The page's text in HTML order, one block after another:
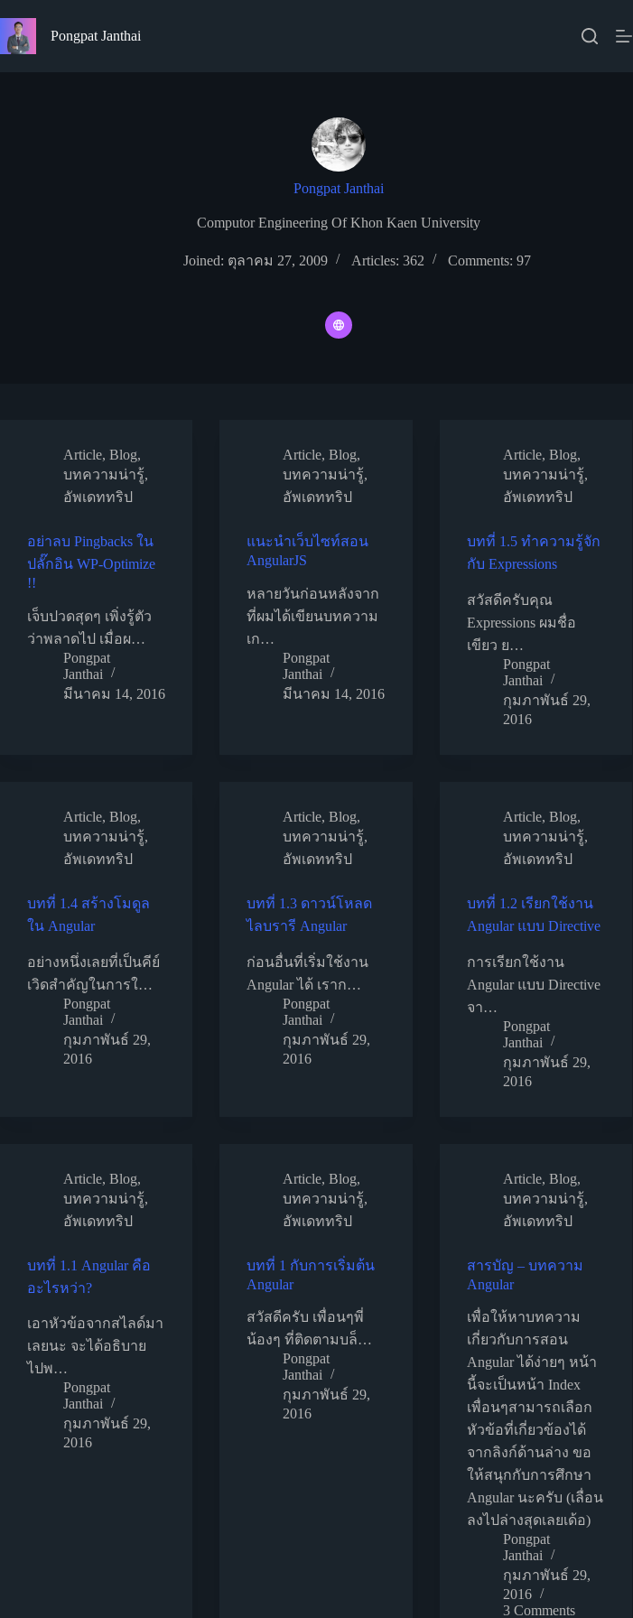
to
content
Pongpat Janthai
Pongpat Janthai
Computor Engineering Of Khon Kaen University
Joined: ตุลาคม 27, 2009 Articles: 362 Comments: 97
Article, Blog,
บทความน่ารู้,
อัพเดททริป
อย่าลบ Pingbacks ใน
ปลั๊กอิน WP-Optimize
!!
เจ็บปวดสุดๆ เพิ่งรู้ตัว
ว่าพลาดไป เมื่อผ…
Pongpat
Janthai
มีนาคม 14, 2016
Article,Blog,
บทความน่ารู้,
อัพเดททริป
แนะนำเว็บไซท์สอน
AngularJS
หลายวันก่อนหลังจาก
ที่ผมได้เขียนบทความ
เก…
Pongpat
Janthai
มีนาคม 14, 2016
Article, Blog,
บทความน่ารู้,
อัพเดททริป
บทที่ 1.5 ทำความรู้จัก
กับ Expressions
สวัสดีครับคุณ
Expressions ผมชื่อ
เขียว ย…
Pongpat
Janthai
กุมภาพันธ์ 29,
2016
Article, Blog,
บทความน่ารู้,
อัพเดททริป
บทที่ 1.4 สร้างโมดูล
ใน Angular
อย่างหนึ่งเลยที่เป็นคีย์
เวิดสำคัญในการใ…
Pongpat
Janthai
กุมภาพันธ์ 29,
2016
Article,Blog,
บทความน่ารู้,
อัพเดททริป
บทที่ 1.3 ดาวน์โหลด
ไลบรารี Angular
ก่อนอื่นที่เริ่มใช้งาน
Angular ได้ เราก…
Pongpat
Janthai
กุมภาพันธ์ 29,
2016
Article, Blog,
บทความน่ารู้,
อัพเดททริป
บทที่ 1.2 เรียกใช้งาน
Angular แบบ Directive
การเรียกใช้งาน
Angular แบบ Directive
จา…
Pongpat
Janthai
กุมภาพันธ์ 29,
2016
Article, Blog,
บทความน่ารู้,
อัพเดททริป
บทที่ 1.1 Angular คือ
อะไรหว่า?
เอาหัวข้อจากสไลด์มา
เลยนะ จะได้อธิบาย
ไปพ…
Pongpat
Janthai
กุมภาพันธ์ 29,
2016
Article,Blog,
บทความน่ารู้,
อัพเดททริป
บทที่ 1 กับการเริ่มต้น
Angular
สวัสดีครับ เพื่อนๆพี่
น้องๆ ที่ติดตามบล็…
Pongpat
Janthai
กุมภาพันธ์ 29,
2016
Article, Blog,
บทความน่ารู้,
อัพเดททริป
สารบัญ – บทความ
Angular
เพื่อให้หาบทความ
เกี่ยวกับการสอน
Angular ได้ง่ายๆ หน้า
นี้จะเป็นหน้า Index
เพื่อนๆสามารถเลือก
หัวข้อที่เกี่ยวข้องได้
จากลิงก์ด้านล่าง ขอ
ให้สนุกกับการศึกษา
Angular นะครับ (เลื่อน
ลงไปล่างสุดเลยเด้อ)
Pongpat
Janthai
กุมภาพันธ์ 29,
2016
3 Comments